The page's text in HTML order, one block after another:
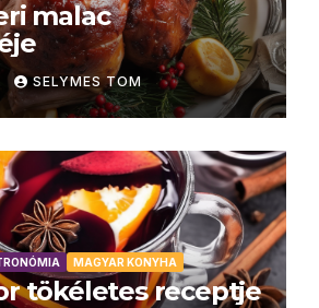
malac
SELYMES TOM
MAGYAR KONYHA
tökéletes receptje